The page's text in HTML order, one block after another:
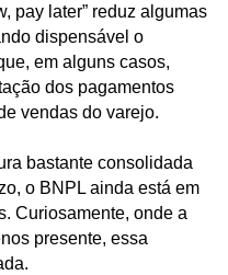
pay later” reduz algumas
dispensável o
em alguns casos,
dos pagamentos
vendas do varejo.
bastante consolidada
o BNPL ainda está em
Curiosamente, onde a
presente, essa